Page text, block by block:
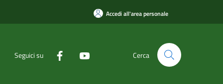
Accedi all'area personale
Seguici su Cerca